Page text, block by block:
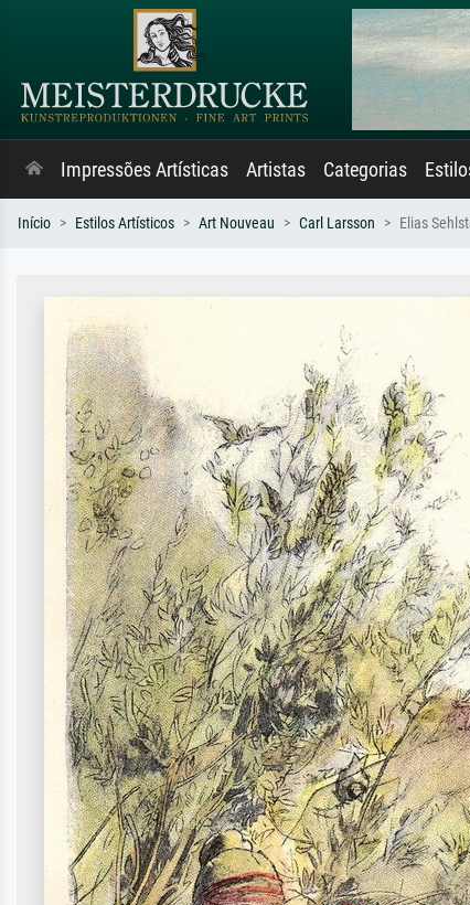
Impressões Artísticas Artistas Categorias
Início Estilos Artísticos Art Nouveau Carl Larsson Elias